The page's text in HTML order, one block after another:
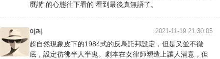
麼講”的心態往下看的 看到最後真無語了。
이레 2021-11-19 21:30:05
超自然現象皮下的1984式的反烏託邦設定，但是又並不徹
底，設定彷彿半人半鬼。劇本在女律師塑造上讓人滿意，但